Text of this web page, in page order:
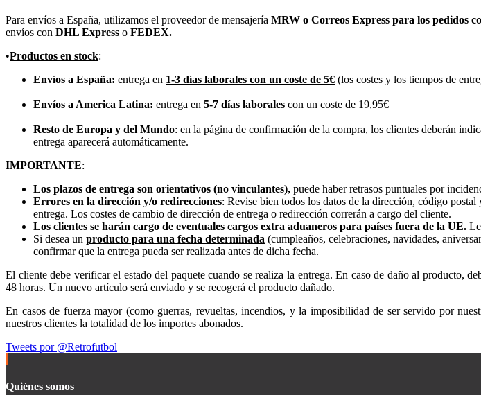
Para envíos a España, utilizamos el proveedor de mensajería MRW o Correos Express para los pedidos
envíos con DHL Express o FEDEX.
•Productos en stock:
Envíos a España: entrega en 1-3 días laborales con un coste de 5€ (los costes y los tiempos de
Envíos a America Latina: entrega en 5-7 días laborales con un coste de 19,95€
Resto de Europa y del Mundo: en la página de confirmación de la compra, los clientes deberán
entrega aparecerá automáticamente.
IMPORTANTE:
Los plazos de entrega son orientativos (no vinculantes), puede haber retrasos puntuales por
Errores en la dirección y/o redirecciones: Revise bien todos los datos de la dirección, código
entrega. Los costes de cambio de dirección de entrega o redirección correrán a cargo del cliente.
Los clientes se harán cargo de eventuales cargos extra aduaneros para países fuera de la UE.
Si desea un producto para una fecha determinada (cumpleaños, celebraciones, navidades,
confirmar que la entrega pueda ser realizada antes de dicha fecha.
El cliente debe verificar el estado del paquete cuando se realiza la entrega. En caso de daño al producto,
48 horas. Un nuevo artículo será enviado y se recogerá el producto dañado.
En casos de fuerza mayor (como guerras, revueltas, incendios, y la imposibilidad de ser servido por
nuestros clientes la totalidad de los importes abonados.
Tweets por @Retrofutbol
Quiénes somos